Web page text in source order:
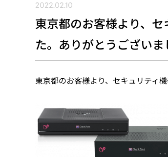
2022.02.10
東京都のお客様より、
た。ありがとうございま
東京都のお客様より、セキュリティ